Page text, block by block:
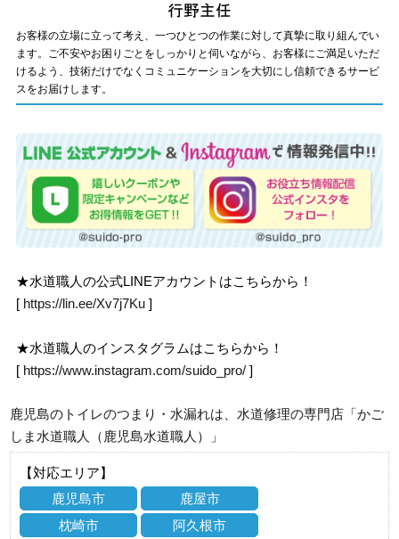
お客様の立場に立って考え、一つひとつの作業に対して真摯に取り組んでい
ます。ご不安やお困りごとをしっかりと伺いながら、お客様にご満足いただ
けるよう、技術だけでなくコミュニケーションを大切にし信頼できるサービ
スをお届けします。
★水道職人の公式LINEアカウントはこちらから！
[ https://lin.ee/Xv7j7Ku ]
★水道職人のインスタグラムはこちらから！
[ https://www.instagram.com/suido_pro/ ]
鹿児島のトイレのつまり・水漏れは、水道修理の専門店「かご
しま水道職人（鹿児島水道職人）」
【対応エリア】
鹿児島市
鹿屋市
枕崎市
阿久根市